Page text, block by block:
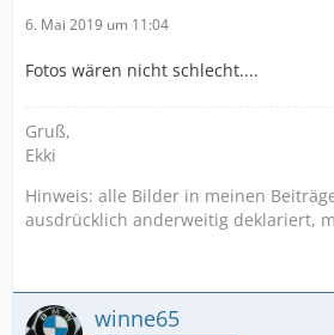
6. Mai 2019 um 11:04
Fotos wären nicht schlecht....
Gruß,
Ekki
Hinweis: alle Bilder in meinen
ausdrücklich anderweitig deklariert,
winne65